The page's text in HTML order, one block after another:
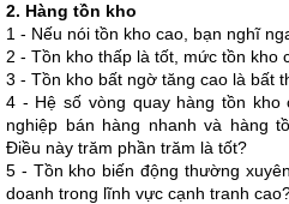
2. Hàng tồn kho
1 - Nếu nói tồn kho cao, bạn nghĩ
2 - Tồn kho thấp là tốt, mức tồn kho
3 - Tồn kho bất ngờ tăng cao là bất
4 - Hệ số vòng quay hàng tồn kho
nghiệp bán hàng nhanh và hàng
Điều này trăm phần trăm là tốt?
5 - Tồn kho biến động thường
doanh trong lĩnh vực cạnh tranh